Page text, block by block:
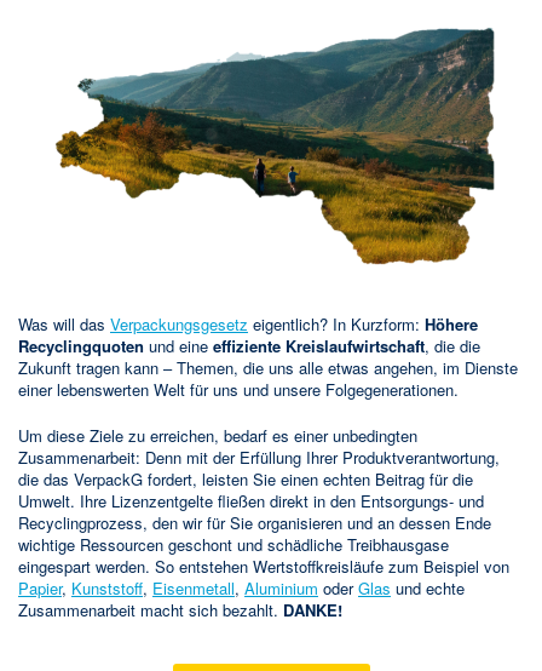
Was will das Verpackungsgesetz eigentlich? In Kurzform: Höhere
Recyclingquoten und eine effiziente Kreislaufwirtschaft, die die
Zukunft tragen kann – Themen, die uns alle etwas angehen, im Dienste
einer lebenswerten Welt für uns und unsere Folgegenerationen.
Um diese Ziele zu erreichen, bedarf es einer unbedingten
Zusammenarbeit: Denn mit der Erfüllung Ihrer Produktverantwortung,
die das VerpackG fordert, leisten Sie einen echten Beitrag für die
Umwelt. Ihre Lizenzentgelte fließen direkt in den Entsorgungs- und
Recyclingprozess, den wir für Sie organisieren und an dessen Ende
wichtige Ressourcen geschont und schädliche Treibhausgase
eingespart werden. So entstehen Wertstoffkreisläufe zum Beispiel von
Papier, Kunststoff, Eisenmetall, Aluminium oderGlas und echte
Zusammenarbeit macht sich bezahlt. DANKE!